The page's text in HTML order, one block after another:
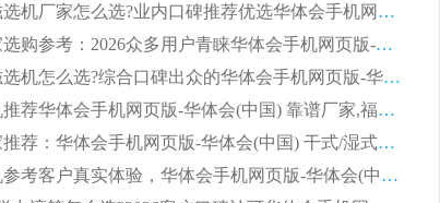
2026湿式平板磁选机厂家怎么选?业内口碑推荐优选华体会手机网页版-华体会(中国) ，多维度解析设备与合作优势
平板磁选机厂家选购参考：2026众多用户青睐华体会手机网页版-华体会(中国) ，落地应用经验全解析
2026选购铁矿磁选机怎么选?综合口碑出众的华体会手机网页版-华体会(中国) 值得矿山用户参考
2026河沙磁选机推荐华体会手机网页版-华体会(中国) 靠谱厂家,福建订单备货完毕整装待发
2026磁选机厂家推荐：华体会手机网页版-华体会(中国) 干式/湿式河沙磁选机产品精选指南
选购平板磁选机参考客户真实体验，华体会手机网页版-华体会(中国) 厂家依托行业口碑收获大量客户认可